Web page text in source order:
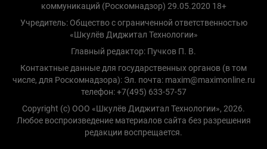
коммуникаций (Роскомнадзор) 29.05.2020 18+
Учредитель: Общество с ограниченной ответственностью
«Шкулёв Диджитал Технологии»
Главный редактор: Пучков П. В.
Контактные данные для государственных органов (в том
числе, для Роскомнадзора): Эл. почта: maxim@maximonline.ru
телефон: +7(495) 633-57-57
Copyright (с) ООО «Шкулёв Диджитал Технологии», 2026.
Любое воспроизведение материалов сайта без разрешения
редакции воспрещается.